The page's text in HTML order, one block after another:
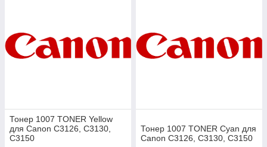
Тонер 1007 TONER Yellow
для Canon C3126, C3130,
C3150
Тонер 1007 TONER Cyan для
Canon C3126, C3130, C3150